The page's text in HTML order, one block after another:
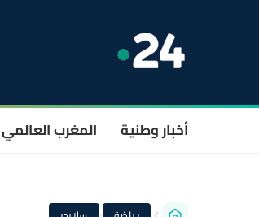
أخبار وطنية المغرب العالمي